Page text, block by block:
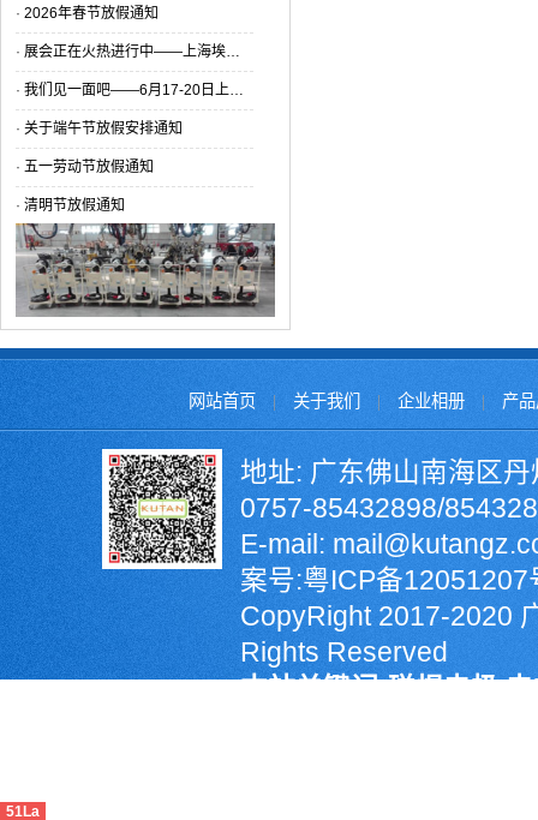
· 2026年春节放假通知
· 展会正在火热进行中——上海埃…
· 我们见一面吧——6月17-20日上…
· 关于端午节放假安排通知
· 五一劳动节放假通知
· 清明节放假通知
网站首页 | 关于我们 | 企业相册 | 产
地址: 广东佛山南海区
0757-85432898/
E-mail:
案号:粤ICP备12051207
CopyRight 2017-2020
Rights Reserved
本站关键词:碰焊电极,
51La